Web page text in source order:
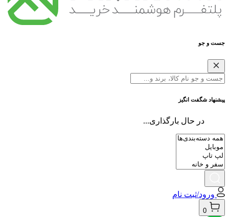
جست و جو
پیشنهاد شگفت انگیز
در حال بارگذاری...
ورود/ثبت نام
0